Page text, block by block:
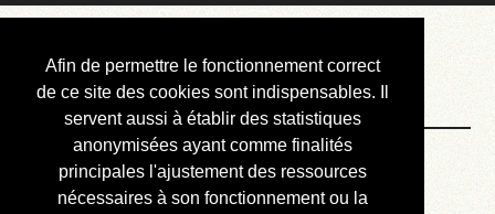
Afin de permettre le fonctionnement correct
de ce site des cookies sont indispensables. Il
servent aussi à établir des statistiques
anonymisées ayant comme finalités
principales l'ajustement des ressources
nécessaires à son fonctionnement ou la
Courbis, « LE »
Blog Officiel
Bienvenue
Réalisations